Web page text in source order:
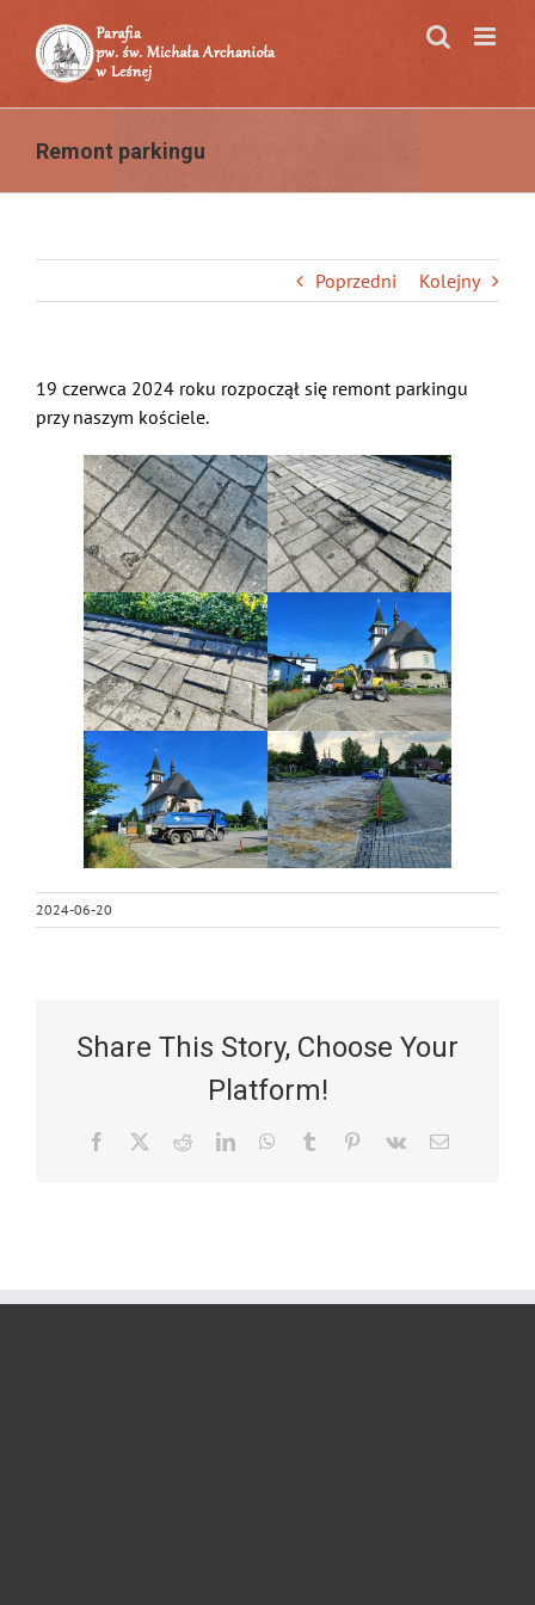
zawartości
Remont parkingu
Poprzedni Kolejny
19 czerwca 2024 roku rozpoczął się remont parkingu
przy naszym kościele.
2024-06-20
Share This Story, Choose Your
Platform!
Facebook RedditLinkedInWhatsApp
Tumblr Pinterest
Vk Email